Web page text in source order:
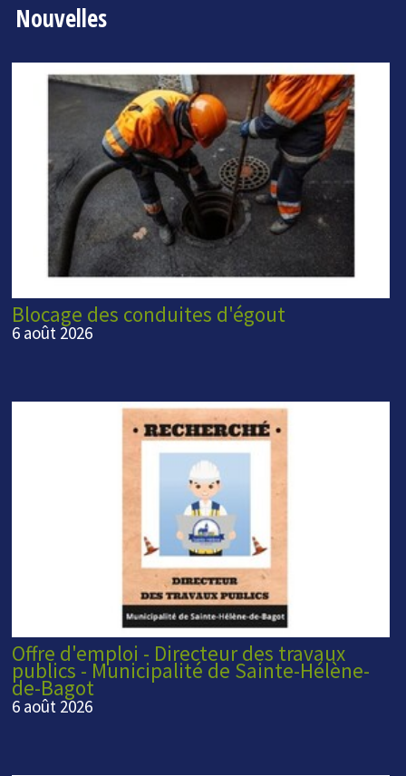
Nouvelles
Blocage des conduites d'égout
6 août 2026
Offre d'emploi - Directeur des travaux
publics - Municipalité de Sainte-Hélène-
de-Bagot
6 août 2026